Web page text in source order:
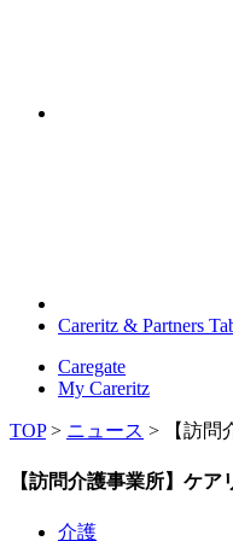
Careritz & Partners
Caregate
My Careritz
TOP> ニュース > 【訪
【訪問介護事業所】ケ
介護